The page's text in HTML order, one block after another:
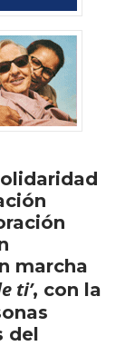
marcha
ti’, con la
del